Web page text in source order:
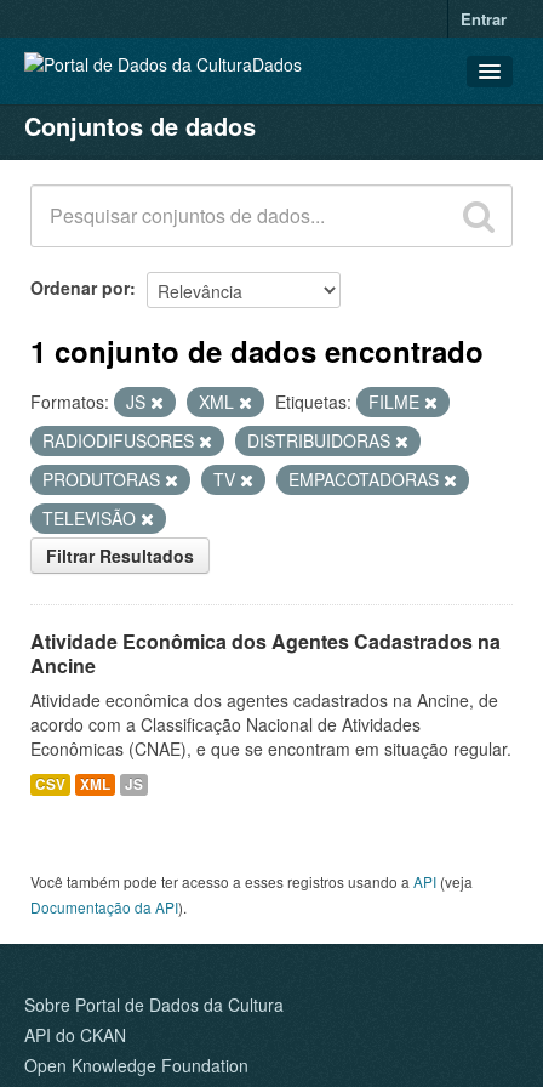
Entrar
CONJUNTOS DE DADOS
ORGANIZAÇÕES
GRUPOS
SOBRE
Conjuntos de dados
Ordenar por
1 conjunto de dados encontrado
Formatos: JS XML Etiquetas:
FILME
RADIODIFUSORES
DISTRIBUIDORAS
PRODUTORAS
TV
EMPACOTADORAS
TELEVISÃO
Filtrar Resultados
Atividade Econômica dos Agentes Cadastrados na
Ancine
Atividade econômica dos agentes cadastrados na Ancine, de
acordo com a Classificação Nacional de Atividades
Econômicas (CNAE), e que se encontram em situação regular.
CSV XML JS
Você também pode ter acesso a esses registros usando a API (veja
Documentação da API).
Sobre Portal de Dados da Cultura
API do CKAN
Open Knowledge Foundation